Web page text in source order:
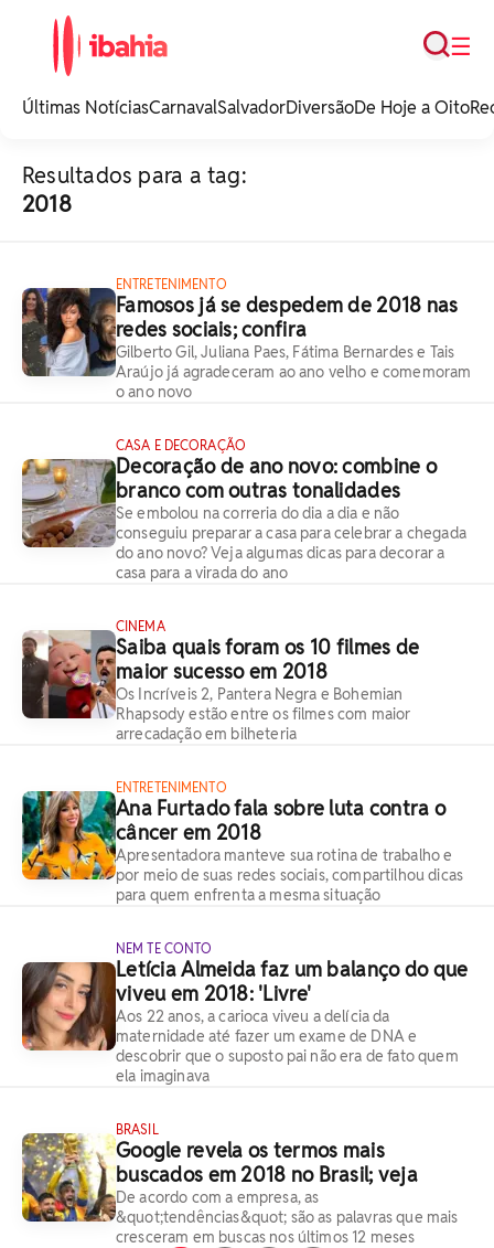
noticias e
☰
Busca
Últimas NotíciasCarnavalSalvadorDiversãoDe Hoje a Oito
Resultados para a tag:
2018
ENTRETENIMENTO
Famosos já se despedem de 2018 nas
redes sociais; confira
Gilberto Gil, Juliana Paes, Fátima Bernardes e Tais
Araújo já agradeceram ao ano velho e comemoram
o ano novo
CASA E DECORAÇÃO
Decoração de ano novo: combine o
branco com outras tonalidades
Se embolou na correria do dia a dia e não
conseguiu preparar a casa para celebrar a chegada
do ano novo? Veja algumas dicas para decorar a
casa para a virada do ano
CINEMA
Saiba quais foram os 10 filmes de
maior sucesso em 2018
Os Incríveis 2, Pantera Negra e Bohemian
Rhapsody estão entre os filmes com maior
arrecadação em bilheteria
ENTRETENIMENTO
Ana Furtado fala sobre luta contra o
câncer em 2018
Apresentadora manteve sua rotina de trabalho e
por meio de suas redes sociais, compartilhou dicas
para quem enfrenta a mesma situação
NEM TE CONTO
Letícia Almeida faz um balanço do que
viveu em 2018: 'Livre'
Aos 22 anos, a carioca viveu a delícia da
maternidade até fazer um exame de DNA e
descobrir que o suposto pai não era de fato quem
ela imaginava
BRASIL
Google revela os termos mais
buscados em 2018 no Brasil; veja
De acordo com a empresa, as
&quot;tendências&quot; são as palavras que mais
cresceram em buscas nos últimos 12 meses